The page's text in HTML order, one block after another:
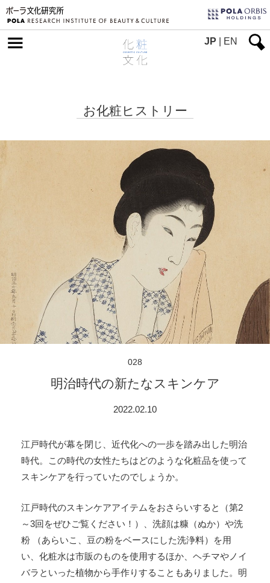
JP EN
お化粧ヒストリー
028
明治時代の新たなスキンケア
2022.02.10
江戸時代が幕を閉じ、近代化への一歩を踏み出した明治
時代。この時代の女性たちはどのような化粧品を使って
スキンケアを行っていたのでしょうか。
江戸時代のスキンケアアイテムをおさらいすると（第2
～3回をぜひご覧ください！）、洗顔は糠（ぬか）や洗
粉 （あらいこ、豆の粉をベースにした洗浄料）を用
い、化粧水は市販のものを使用するほか、ヘチマやノイ
バラといった植物から手作りすることもありました。明